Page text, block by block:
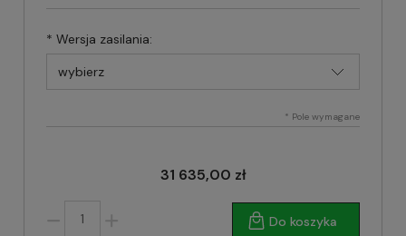
* Wersja zasilania:
* Pole wymagane
31 635,00 zł
Do koszyka